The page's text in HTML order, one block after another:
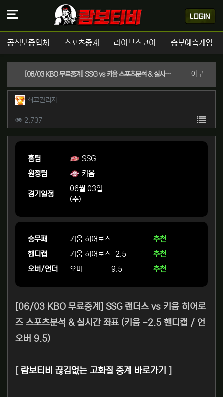
공식보증업체 스포츠중계 라이브스코어 승부예측게임
[06/03 KBO 무료중계] SSG vs 키움 스포츠분석 & 실시간 좌표 (키움 -2.5 핸디캡 / 언오버 9.5) 야구분류
작성자 정보
최고관리자작성
컨텐츠 정보
2,737조회 목록
본문
홈팀
SSG
원정팀
키움
경기일정
06월 03일
(수)
승무패 키움 히어로즈
추천
핸디캡
키움 히어로즈-2.5
추천
오버/언더
오버 9.5 추천
[06/03 KBO 무료중계] SSG 랜더스 vs 키움 히어로
즈 스포츠분석 & 실시간 좌표 (키움 -2.5 핸디캡 / 언
오버 9.5)
람보티비 끊김없는 고화질 중계 바로가기